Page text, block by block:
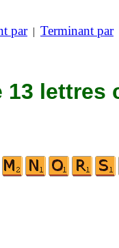
par| Terminant par
13 lettres